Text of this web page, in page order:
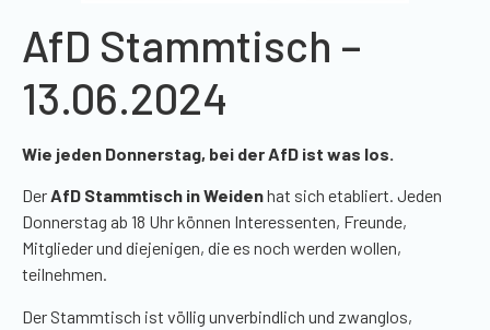
AfD Stammtisch –
13.06.2024
Wie jeden Donnerstag, bei der AfD ist was los.
DerAfD Stammtisch in Weidenhat sich etabliert. Jeden
Donnerstag ab 18 Uhr können Interessenten, Freunde,
Mitglieder und diejenigen, die es noch werden wollen,
teilnehmen.
Der Stammtisch ist völlig unverbindlich und zwanglos,